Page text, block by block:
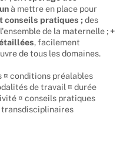
; unrepérage des
à mettre en place pour
conseils pratiques ;des
de la maternelle ;
, facilement
de tous les domaines.
conditions préalables
de travail ¤ durée
¤ conseils pratiques